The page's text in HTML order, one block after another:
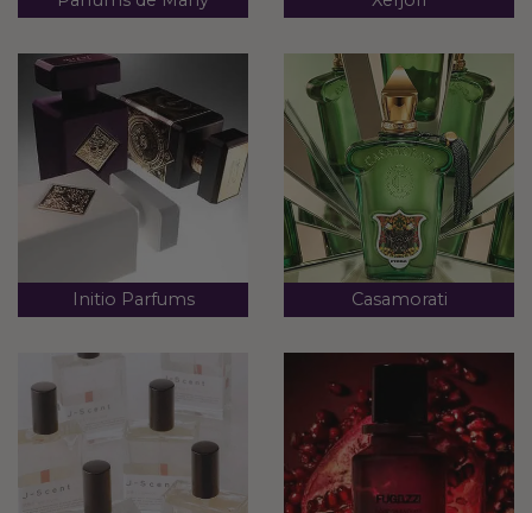
Initio Parfums Casamorati